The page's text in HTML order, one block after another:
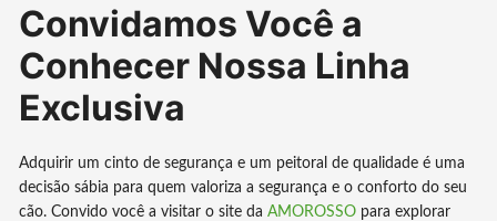
Convidamos Você a
Conhecer Nossa Linha
Exclusiva
Adquirir um cinto de segurança e um peitoral de qualidade é uma
decisão sábia para quem valoriza a segurança e o conforto do seu
cão. Convido você a visitar o site daAMOROSSO para explorar